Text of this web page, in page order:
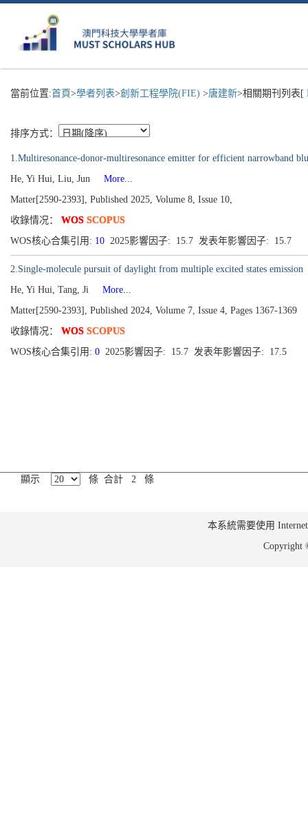
當前位置:首頁>學者列表>創新工程學院(FIE) >唐建新>相關期刊列表[
排序方式：
1.Multiresonance-donor-multiresonance emitter for efficient narrowband
He, Yi Hui, Liu, Jun
More...
Matter[2590-2393], Published 2025, Volume 8, Issue 10,
收錄情况： WOS SCOPUS
WOS核心合集引用: 10 2025影響因子: 15.7 发表年影響因子: 15.7
2.Single-molecule pursuit of daylight from multiple excited states emission
He, Yi Hui, Tang, Ji
More...
Matter[2590-2393], Published 2024, Volume 7, Issue 4, Pages 1367-1369
收錄情况： WOS SCOPUS
WOS核心合集引用: 0 2025影響因子: 15.7 发表年影響因子: 17.5
顯示 條 合計 2 條
本系統需要使用
Copyright